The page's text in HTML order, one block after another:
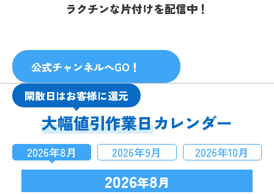
ラクチンな片付けを配信中！
公式チャンネルへGO！
閑散日はお客様に還元
大幅値引作業日カレンダー
2026年8月 2026年9月 2026年10月
2026年8月